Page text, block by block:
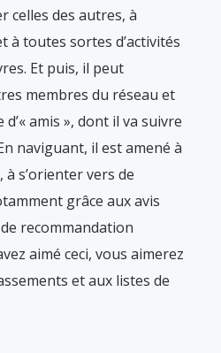
celles des autres, à
à toutes sortes d’activités
Et puis, il peut
membres du réseau et
amis », dont il va suivre
naviguant, il est amené à
s’orienter vers de
grâce aux avis
recommandation
aimé ceci, vous aimerez
et aux listes de